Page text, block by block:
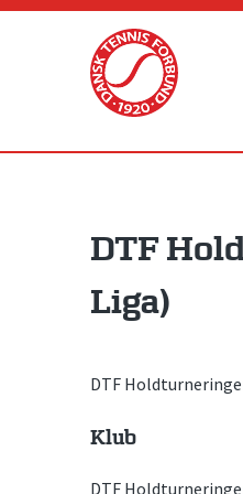
Skip
DTF
Liga)
DTF
Klub
DTF